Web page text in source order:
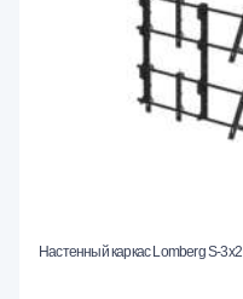
Настенный каркас Lomberg S-3х2